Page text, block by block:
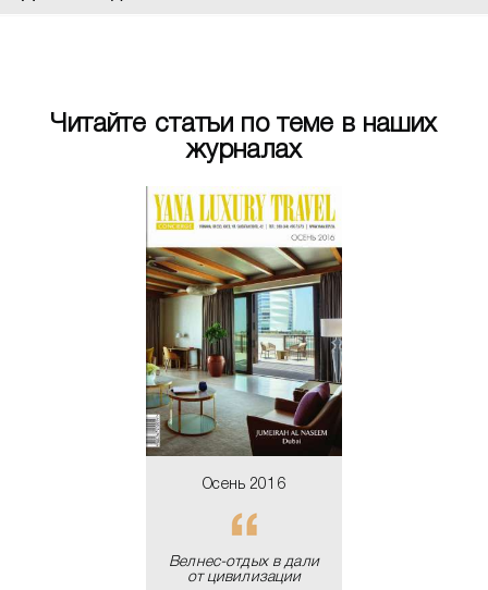
Читайте статьи по теме в наших
журналах
Осень 2016
Велнес-отдых в дали
от цивилизации